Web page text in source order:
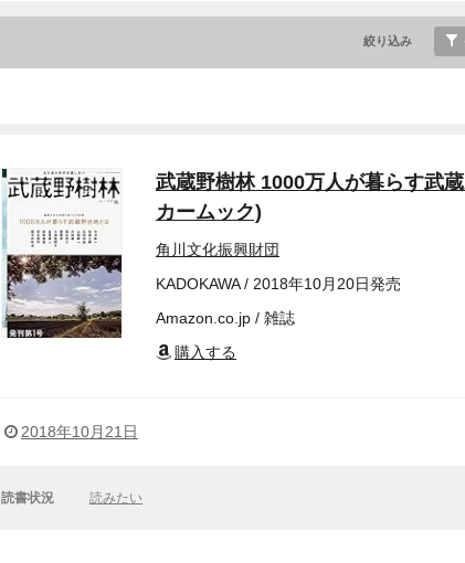
絞り込み
武蔵野樹林 1000万人が暮らす武
カームック)
角川文化振興財団
KADOKAWA / 2018年10月20日発売
Amazon.co.jp / 雑誌
購入する
2018年10月21日
読書状況 読みたい